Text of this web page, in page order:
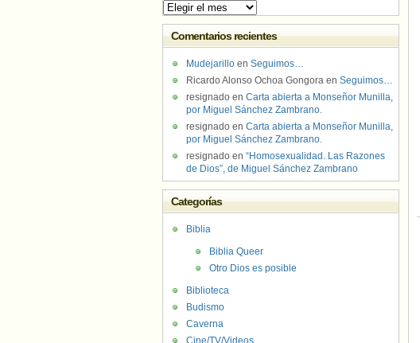
Archivos
Comentarios recientes
Mudejarillo en Seguimos…
Ricardo Alonso Ochoa Gongora en Seguimos…
resignado en Carta abierta a Monseñor Munilla,
por Miguel Sánchez Zambrano.
resignado en Carta abierta a Monseñor Munilla,
por Miguel Sánchez Zambrano.
resignado en “Homosexualidad. Las Razones
de Dios”, de Miguel Sánchez Zambrano
Categorías
Biblia
Biblia Queer
Otro Dios es posible
Biblioteca
Budismo
Caverna
Cine/TV/Videos